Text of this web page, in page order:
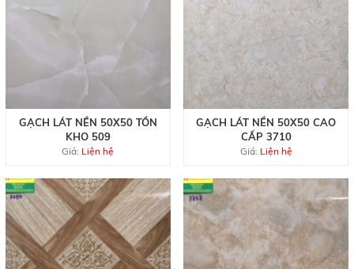
GẠCH LÁT NỀN 50X50 TỒN
KHO 509
Giá: Liện hệ
GẠCH LÁT NỀN 50X50 CAO
CẤP 3710
Giá: Liện hệ